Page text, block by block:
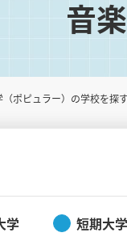
音
（ポピュラー）の学校を探す
学 短期大学